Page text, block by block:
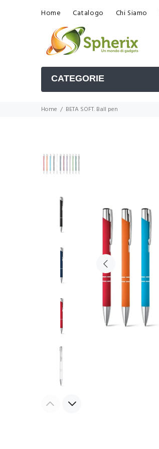
Home Catalogo Chi Siamo
CATEGORIE
Home BETA SOFT. Ball pen